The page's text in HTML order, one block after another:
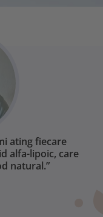
ating fiecare
alfa-lipoic, care
natural.”